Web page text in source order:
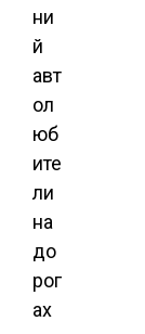
ни
й
авт
ол
юб
ите
ли
на
до
рог
ах